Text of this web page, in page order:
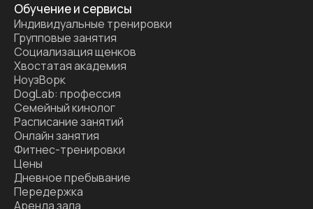
Обучение и сервисы
Индивидуальные тренировки
Групповые занятия
Социализация щенков
Хвостатая академия
НоузВорк
DogLab: профессия
Семейный кинолог
Расписание занятий
Онлайн занятия
Фитнес-тренировки
Цены
Дневное пребывание
Передержка
Аренда зала